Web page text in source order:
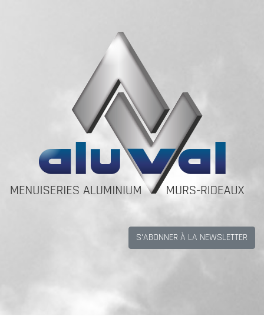
S'ABONNER À LA NEWSLETTER